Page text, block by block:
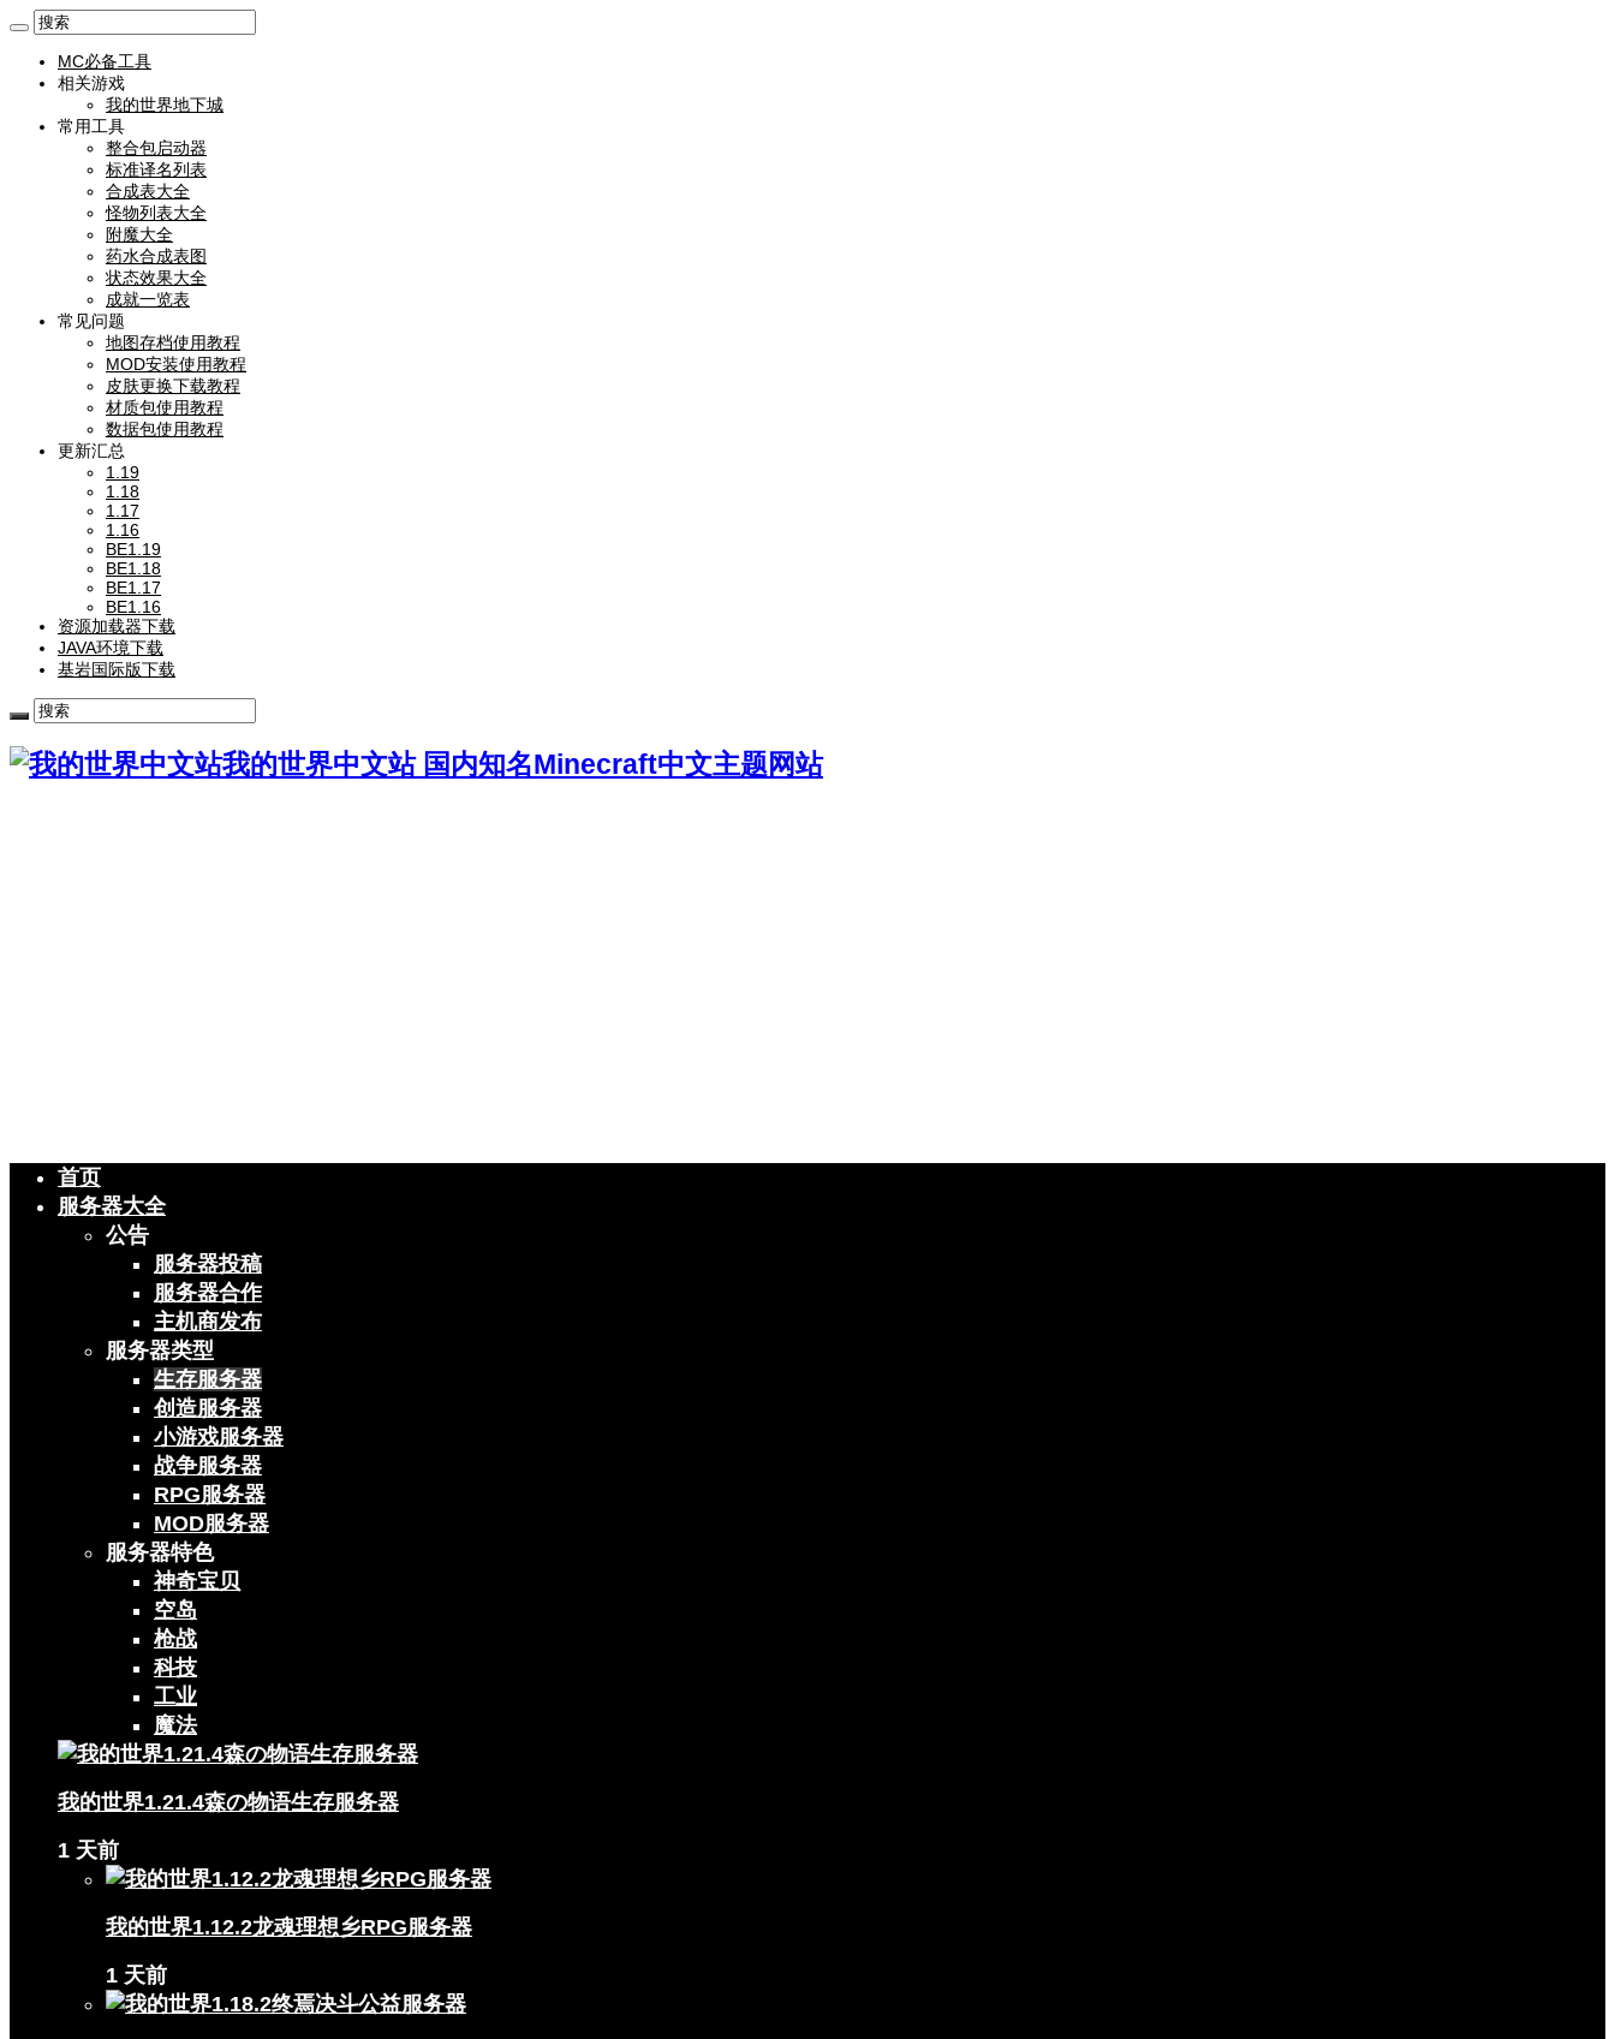
MC必备工具
相关游戏
我的世界地下城
常用工具
整合包启动器
标准译名列表
合成表大全
怪物列表大全
附魔大全
药水合成表图
状态效果大全
成就一览表
常见问题
地图存档使用教程
MOD安装使用教程
皮肤更换下载教程
材质包使用教程
数据包使用教程
更新汇总
1.19
1.18
1.17
1.16
BE1.19
BE1.18
BE1.17
BE1.16
资源加载器下载
JAVA环境下载
基岩国际版下载
我的世界中文站 国内知名Minecraft中文主题网站
首页
服务器大全
公告
服务器投稿
服务器合作
主机商发布
服务器类型
生存服务器
创造服务器
小游戏服务器
战争服务器
RPG服务器
MOD服务器
服务器特色
神奇宝贝
空岛
枪战
科技
工业
魔法
我的世界1.21.4森の物语生存服务器
1 天前
我的世界1.12.2龙魂理想乡RPG服务器
1 天前